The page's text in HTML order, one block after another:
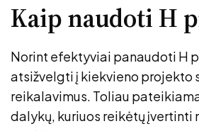
Kaip naudoti H
Norint efektyviai panaudoti H
atsižvelgti į kiekvieno projekto
reikalavimus. Toliau
dalykų, kuriuos reikėtų įvertinti